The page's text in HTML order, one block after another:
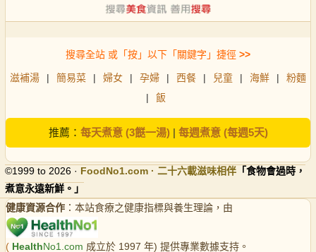
搜尋全站 或「按」以下「關鍵字」捷徑 >>
滋補湯 | 簡易菜 | 婦女 | 孕婦 | 西餐 | 兒童 | 海鮮 |
粉麵
|
飯
推薦： 每天煮意 (3餸一湯)| 每週煮意 (每週5天)
©1999 to 2026 · FoodNo1.com · 二十六載滋味相伴 「食物會過時，
煮意永遠新鮮。」
健康資源合作 ：本站食療之健康指標與養生理論，由
( HealthNo1.com 成立於 1997 年) 提供專業數據支持。